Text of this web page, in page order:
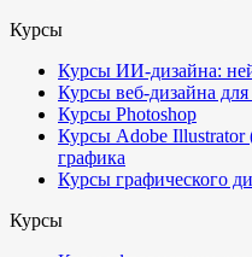
Курсы
Курсы ИИ-дизайна:
Курсы веб-дизайна
Курсы Photoshop
Курсы Adobe Illustrator
графика
Курсы графического
Курсы